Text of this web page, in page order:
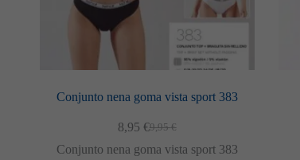
Conjunto nena goma vista sport 383
9,95€
El
preu
8,95 €El
preu
Conjunto nena goma vista sport 383